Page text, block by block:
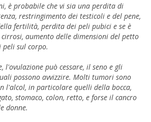
è probabile che vi sia una perdita di
restringimento dei testicoli e del pene,
fertilità, perdita dei peli pubici e se è
aumento delle dimensioni del petto
sul corpo.
l'ovulazione può cessare, il seno e gli
possono avvizzire. Molti tumori sono
l'alcol, in particolare quelli della bocca,
stomaco, colon, retto, e forse il cancro
donne.